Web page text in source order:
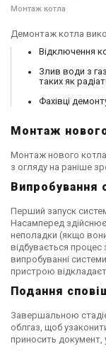
Монтаж котла
Демонтаж котла
Відключення
Злив води з
таких як
Фахівці
Монтаж
Монтаж нового котла
з огляду на раніше
Випробування
Перший запуск
Насамперед
неполадки (якщо вони
відбувається
випробуванні
пристрою
Подання
Завершальною
облгаз, щоб
приносить документ,